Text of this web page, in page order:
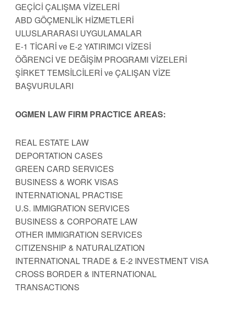
GEÇİCİ ÇALIŞMA VİZELERİ
ABD GÖÇMENLİK HİZMETLERİ
ULUSLARARASI UYGULAMALAR
E-1 TİCARİ ve E-2 YATIRIMCI VİZESİ
ÖĞRENCİ VE DEĞİŞİM PROGRAMI VİZELERİ
ŞİRKET TEMSİLCİLERİ ve ÇALIŞAN VİZE
BAŞVURULARI
OGMEN LAW FIRM PRACTICE AREAS:
REAL ESTATE LAW
DEPORTATION CASES
GREEN CARD SERVICES
BUSINESS & WORK VISAS
INTERNATIONAL PRACTISE
U.S. IMMIGRATION SERVICES
BUSINESS & CORPORATE LAW
OTHER IMMIGRATION SERVICES
CITIZENSHIP & NATURALIZATION
INTERNATIONAL TRADE & E-2 INVESTMENT VISA
CROSS BORDER & INTERNATIONAL
TRANSACTIONS